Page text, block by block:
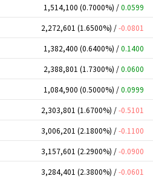
1,514,100 (0.7000%) /0.0599
2,272,601 (1.6500%) /-0.0801
1,382,400 (0.6400%) /0.1400
2,388,801 (1.7300%) /0.0600
1,084,900 (0.5000%) /0.0999
2,303,801 (1.6700%) /-0.5101
3,006,201 (2.1800%) /-0.1100
3,157,601 (2.2900%) /-0.0900
3,284,401 (2.3800%) /-0.0601